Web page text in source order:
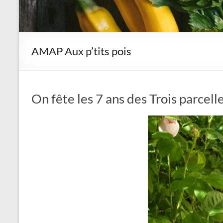
AMAP Aux p’tits pois
On fête les 7 ans des Trois